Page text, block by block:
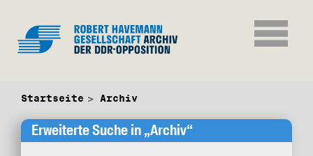
Startseite Archiv
Erweiterte Suche in „Archiv“